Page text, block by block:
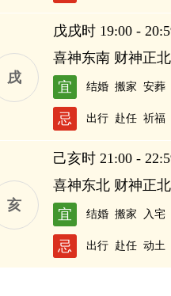
戌
戊戌时 19:00 -
喜神东南 财神正
宜
结婚 搬家 安葬
忌 出行 赴任 祈福
亥
己亥时 21:00 -
喜神东北 财神正
宜
结婚 搬家 入宅
忌 出行 赴任 动土